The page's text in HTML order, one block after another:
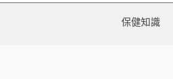
保健知識